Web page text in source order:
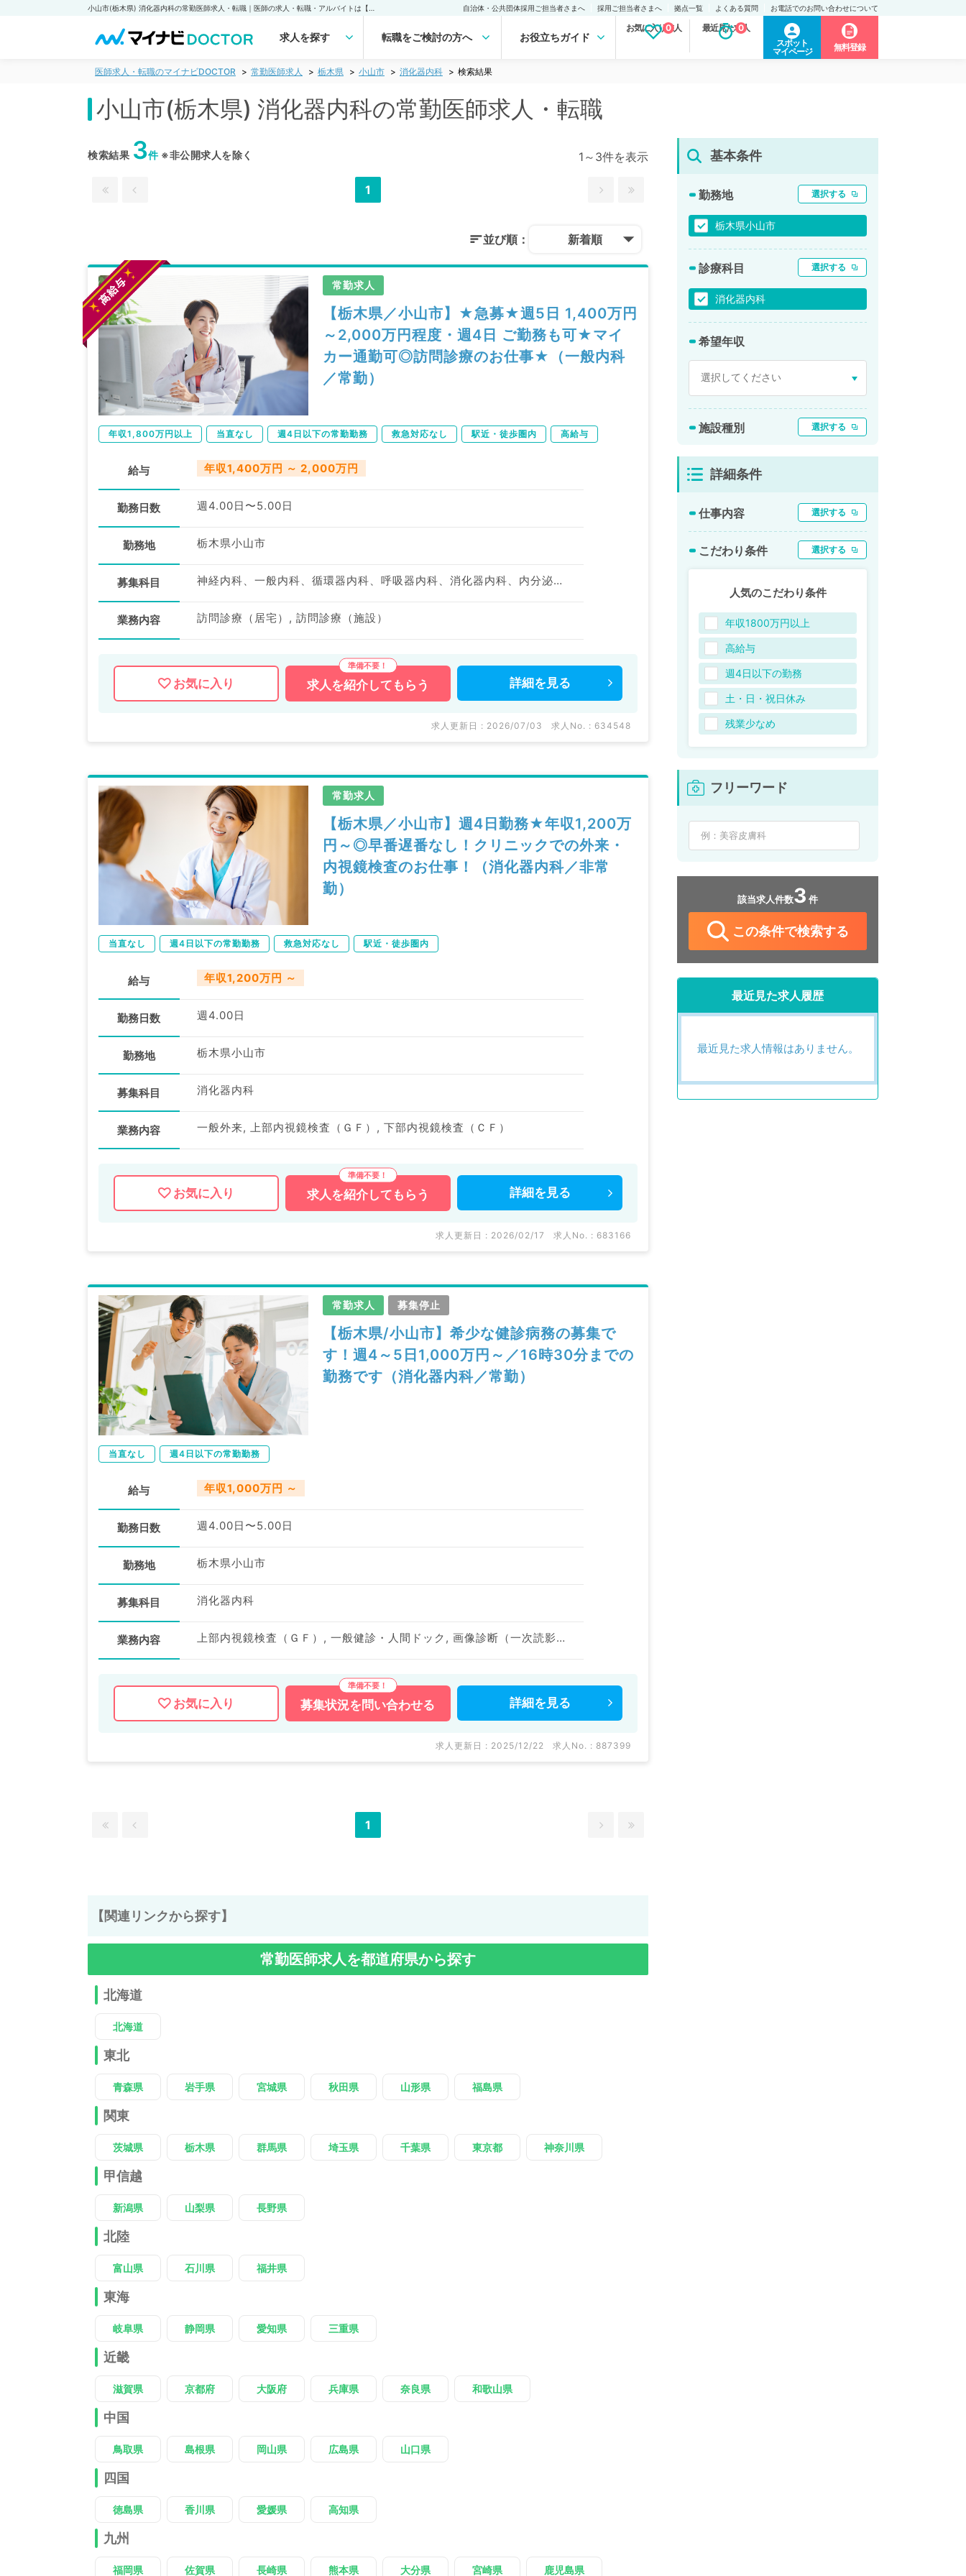
自治体・公共団体採用ご担当者さまへ 採用ご担当者さまへ 拠点一覧 よくある質問 お電話でのお問い合わせについて
求人を探す 転職をご検討の方へ お役立ちガイド
お気に入り求人
0 最近見た求人
0
スポット
マイページ
無料登録
医師求人・転職のマイナビDOCTOR 常勤医師求人 栃木県 小山市 消化器内科 検索結果
小山市(栃木県) 消化器内科の常勤医師求人・転職
検索結果 3件※非公開求人を除く 1～3件を表示
1
並び順： 新着順
常勤求人
【栃木県／小山市】★急募★週5日 1,400万円
～2,000万円程度・週4日 ご勤務も可★マイ
カー通勤可◎訪問診療のお仕事★（一般内科
／常勤）
年収1,800万円以上 当直なし 週4日以下の常勤勤務 救急対応なし 駅近・徒歩圏内 高給与
給与 年収1,400万円 ～ 2,000万円
勤務日数 週4.00日〜5.00日
勤務地 栃木県小山市
募集科目 神経内科、一般内科、循環器内科、呼吸器内科、消化器内科、内分泌・代謝内科、腎臓内科、老年内科、外科系全般、一般外科、膠原病科
業務内容 訪問診療（居宅）, 訪問診療（施設）
お気に入り 求人を紹介してもらう 詳細を 見る
求人更新日 : 2026/07/03 求人No. : 634548
常勤求人
【栃木県／小山市】週4日勤務★年収1,200万
円～◎早番遅番なし！クリニックでの外来・
内視鏡検査のお仕事！（消化器内科／非常
勤）
当直なし 週4日以下の常勤勤務 救急対応なし 駅近・徒歩圏内
給与 年収1,200万円 ～
勤務日数 週4.00日
勤務地 栃木県小山市
募集科目 消化器内科
業務内容 一般外来, 上部内視鏡検査（ＧＦ）, 下部内視鏡検査（ＣＦ）
お気に入り 求人を紹介してもらう 詳細を 見る
求人更新日 : 2026/02/17 求人No. : 683166
常勤求人 募集停止
【栃木県/小山市】希少な健診病務の募集で
す！週4～5日1,000万円～／16時30分までの
勤務です（消化器内科／常勤）
当直なし 週4日以下の常勤勤務
給与 年収1,000万円 ～
勤務日数 週4.00日〜5.00日
勤務地 栃木県小山市
募集科目 消化器内科
業務内容 上部内視鏡検査（ＧＦ）, 一般健診・人間ドック, 画像診断（一次読影）
お気に入り 募集状況を 問い合わせる 詳細を 見る
求人更新日 : 2025/12/22 求人No. : 887399
1
【関連リンクから探す】
常勤医師求人を都道府県から探す
北海道
北海道
東北
青森県 岩手県 宮城県 秋田県 山形県 福島県
関東
茨城県 栃木県 群馬県 埼玉県 千葉県 東京都 神奈川県
甲信越
新潟県 山梨県 長野県
北陸
富山県 石川県 福井県
東海
岐阜県 静岡県 愛知県 三重県
近畿
滋賀県 京都府 大阪府 兵庫県 奈良県 和歌山県
中国
鳥取県 島根県 岡山県 広島県 山口県
四国
徳島県 香川県 愛媛県 高知県
九州
福岡県 佐賀県 長崎県 熊本県 大分県 宮崎県 鹿児島県
基本条件
勤務地 選択する
栃木県小山市
診療科目 選択する
消化器内科
希望年収
施設種別 選択する
詳細条件
仕事内容 選択する
こだわり条件 選択する
人気のこだわり条件
年収1800万円以上
高給与
週4日以下の勤務
土・日・祝日休み
残業少なめ
フリーワード
該当求人件数3 件
この条件で検索する
最近見た求人履歴
最近見た求人情報はありません。